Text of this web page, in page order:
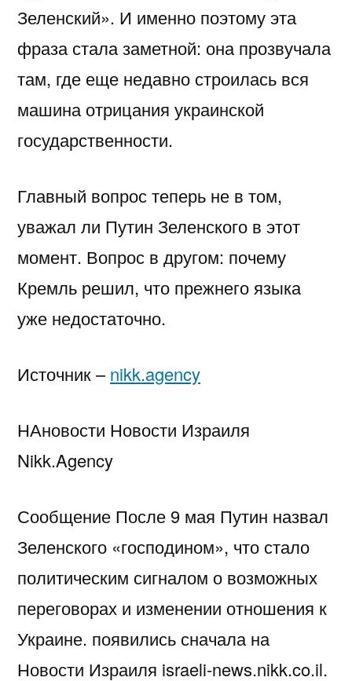
Зеленский». И именно поэтому эта
фраза стала заметной: она прозвучала
там, где еще недавно строилась вся
машина отрицания украинской
государственности.
Главный вопрос теперь не в том,
уважал ли Путин Зеленского в этот
момент. Вопрос в другом: почему
Кремль решил, что прежнего языка
уже недостаточно.
Источник –nikk.agency
НАновости Новости Израиля
Nikk.Agency
Сообщение После 9 мая Путин назвал
Зеленского «господином», что стало
политическим сигналом о возможных
переговорах и изменении отношения к
Украине. появились сначала на
Новости Израиля israeli-news.nikk.co.il.